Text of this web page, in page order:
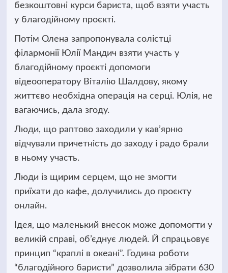
безкоштовні курси бариста, щоб взяти участь
у благодійному проєкті.
Потім Олена запропонувала солістці
філармонії Юлії Мандич взяти участь у
благодійному проєкті допомоги
відеооператору Віталію Шалдову, якому
життєво необхідна операція на серці. Юлія, не
вагаючись, дала згоду.
Люди, що раптово заходили у кав’ярню
відчували причетність до заходу і радо брали
в ньому участь.
Люди із щирим серцем, що не змогти
приїхати до кафе, долучились до проєкту
онлайн.
Ідея, що маленький внесок може допомогти у
великій справі, об’єднує людей. Й спрацьовує
принцип “краплі в океані”. Година роботи
“благодійного баристи” дозволила зібрати 630